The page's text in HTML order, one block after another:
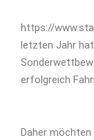
https://
letzten Jahr hat
erfolgreich
Daher